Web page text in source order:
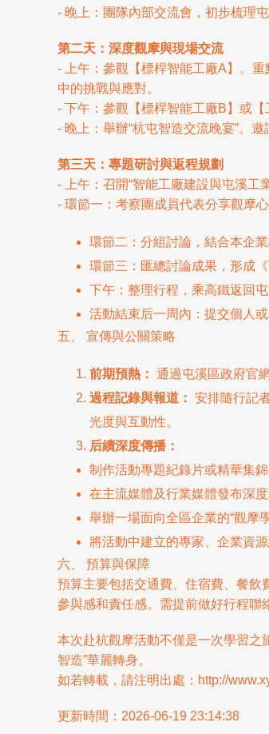
- 晚上：團隊內部交流會，初步梳理
第二天：深度觀摩與現場交流
- 上午：參觀【標桿智能工廠A】。
中的挑戰與應對。
- 下午：參觀【標桿智能工廠B】或【
- 晚上：舉辦“杭屯智造交流晚宴”。
第三天：專題研討與返程規劃
- 上午：召開“智能工廠建設與屯溪工
- 環節一：考察團成員代表分享觀摩心
環節二：分組討論，結合本企
環節三：匯總討論成果，形成
下午：整理行程，乘高鐵返回屯
活動結束后一周內：提交個人
五、 宣傳與公關策略
前期預熱： 通過屯溪區政府官
過程記錄與報道： 安排隨行記
光度與互動性。
后續深度傳播：
制作活動專題紀錄片或精華集錦
在主流媒體及行業媒體發布深
舉辦一場面向全區企業的“觀摩
將活動中建立的專家、企業資
六、 預算與保障
預算主要包括交通費、住宿費、餐飲
參與感和責任感。需提前做好行程聯
本次赴杭觀摩活動不僅是一次學習之
智造”華麗轉身。
如若轉載，請注明出處：http://
更新時間：2026-06-19 23:14:38